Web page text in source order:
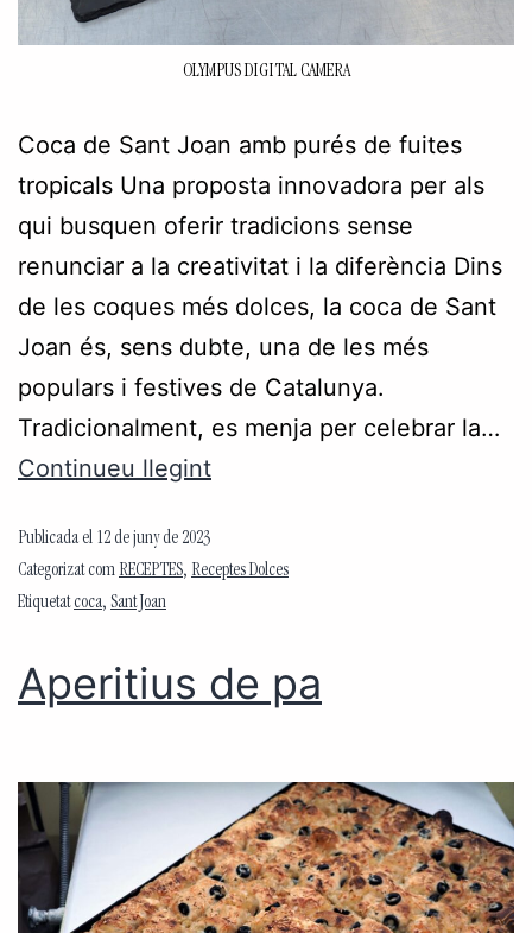
OLYMPUS DIGITAL CAMERA
Coca de Sant Joan amb purés de fuites
tropicals Una proposta innovadora per als
qui busquen oferir tradicions sense
renunciar a la creativitat i la diferència Dins
de les coques més dolces, la coca de Sant
Joan és, sens dubte, una de les més
populars i festives de Catalunya.
Tradicionalment, es menja per celebrar la…
Continueu llegint
Publicada el 12 de juny de 2023
Categorizat com RECEPTES, Receptes Dolces
Etiquetatcoca, Sant Joan
Aperitius de pa